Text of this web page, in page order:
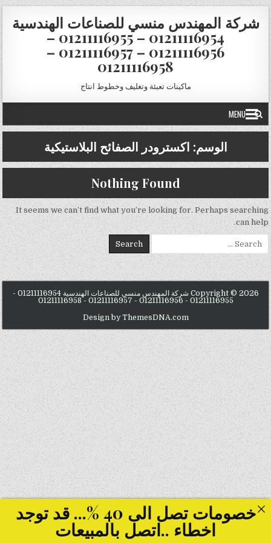
Skip to content
شركة المهندس منسي للصناعات الهندسية
01211116954 – 01211116955 –
01211116956 – 01211116957 –
01211116958
ماكينات تعبئة وتغليف وخطوط انتاج
MENU
الوسم: اكسترودر الصفائح البلاستيكية
Nothing Found
It seems we can’t find what you’re looking for. Perhaps searching
can help.
Search for:
Copyright © 2026 شركة المهندس منسي للصناعات الهندسية 01211116954 -
01211116955 - 01211116956 - 01211116957 - 01211116958
Design by ThemesDNA.com
خصومات تصل الى 40 %... قد توجد
اخطاء ..اتصل بالمبيعات